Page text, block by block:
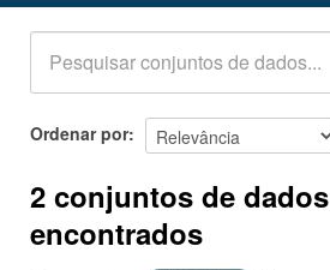
Organizações
Grupos
Sobre
Ordenar por
2 conjuntos de dados
encontrados